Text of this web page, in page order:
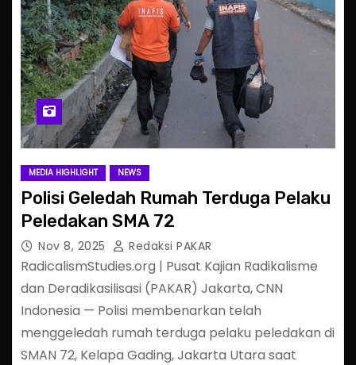
MEDIA HIGHLIGHT NEWS
Polisi Geledah Rumah Terduga Pelaku
Peledakan SMA 72
Nov 8, 2025 Redaksi PAKAR
RadicalismStudies.org | Pusat Kajian Radikalisme
dan Deradikasilisasi (PAKAR) Jakarta, CNN
Indonesia — Polisi membenarkan telah
menggeledah rumah terduga pelaku peledakan di
SMAN 72, Kelapa Gading, Jakarta Utara saat